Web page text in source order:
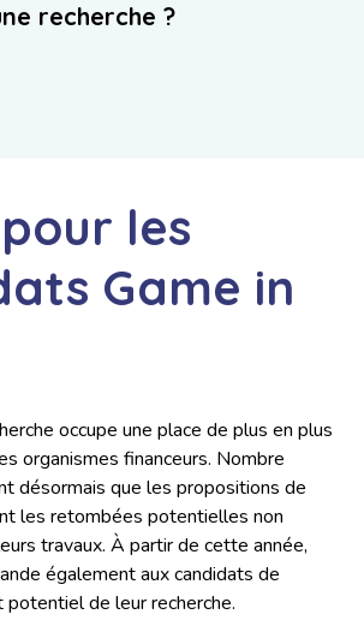
recherche ?
les
Game in
occupe une place de plus en plus
organismes financeurs. Nombre
désormais que les propositions de
les retombées potentielles non
travaux. À partir de cette année,
également aux candidats de
potentiel de leur recherche.